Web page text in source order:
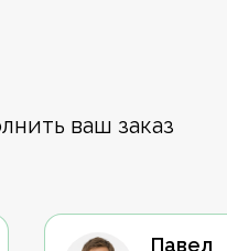
ваш заказ
Павел